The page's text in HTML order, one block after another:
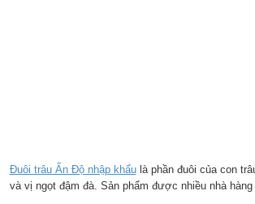
Đuôi trâu Ấn Độ nhập khẩulà phần đuôi của con
và vị ngọt đậm đà. Sản phẩm được nhiều nhà